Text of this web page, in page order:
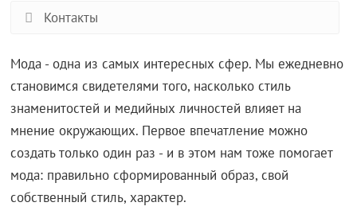
Контакты
Мода - одна из самых интересных сфер. Мы ежедневно
становимся свидетелями того, насколько стиль
знаменитостей и медийных личностей влияет на
мнение окружающих. Первое впечатление можно
создать только один раз - и в этом нам тоже помогает
мода: правильно сформированный образ, свой
собственный стиль, характер.